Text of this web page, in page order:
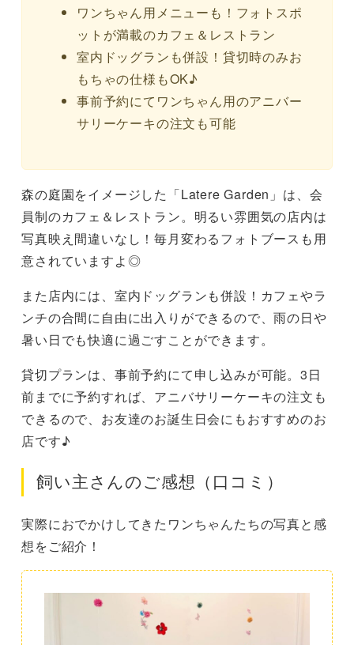
ワンちゃん用メニューも！フォトスポ
ットが満載のカフェ＆レストラン
室内ドッグランも併設！貸切時のみお
もちゃの仕様もOK♪
事前予約にてワンちゃん用のアニバー
サリーケーキの注文も可能
森の庭園をイメージした「Latere Garden」は、会
員制のカフェ＆レストラン。明るい雰囲気の店内は
写真映え間違いなし！毎月変わるフォトブースも用
意されていますよ◎
また店内には、室内ドッグランも併設！カフェやラ
ンチの合間に自由に出入りができるので、雨の日や
暑い日でも快適に過ごすことができます。
貸切プランは、事前予約にて申し込みが可能。3日
前までに予約すれば、アニバサリーケーキの注文も
できるので、お友達のお誕生日会にもおすすめのお
店です♪
飼い主さんのご感想（口コミ）
実際におでかけしてきたワンちゃんたちの写真と感
想をご紹介！